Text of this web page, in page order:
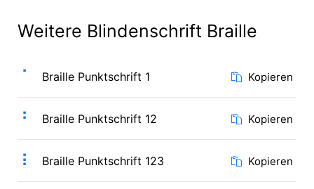
Weitere Blindenschrift Braille
⠁ Braille Punktschrift 1 Kopieren
⠃ Braille Punktschrift 12 Kopieren
⠇ Braille Punktschrift 123 Kopieren